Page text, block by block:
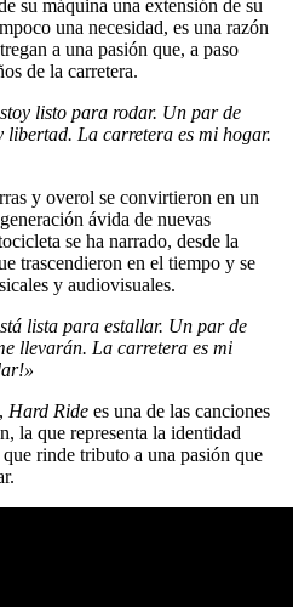
su máquina una extensión de su
una necesidad, es una razón
a una pasión que, a paso
de la carretera.
listo para rodar. Un par de
libertad. La carretera es mi hogar.
y overol se convirtieron en un
ávida de nuevas
se ha narrado, desde la
trascendieron en el tiempo y se
y audiovisuales.
lista para estallar. Un par de
llevarán. La carretera es mi
Hard Ride es una de las canciones
la que representa la identidad
rinde tributo a una pasión que